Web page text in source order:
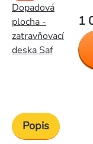
Dopadová
plocha -
zatravňovací
deska Saf
1
Popis